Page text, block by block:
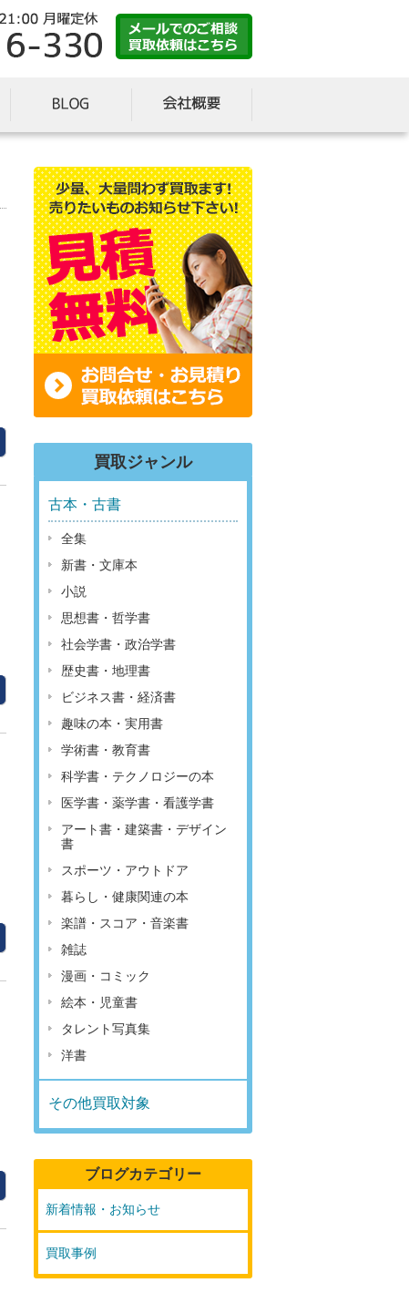
買取ジャンル
古本・古書
全集
新書・文庫本
小説
思想書・哲学書
社会学書・政治学書
歴史書・地理書
ビジネス書・経済書
趣味の本・実用書
学術書・教育書
科学書・テクノロジーの本
医学書・薬学書・看護学書
アート書・建築書・デザイン
書
スポーツ・アウトドア
暮らし・健康関連の本
楽譜・スコア・音楽書
雑誌
漫画・コミック
絵本・児童書
タレント写真集
洋書
その他買取対象
ブログカテゴリー
新着情報・お知らせ
買取事例